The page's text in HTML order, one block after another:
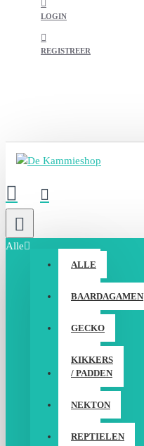
LOGIN
REGISTREER
Alle
ALLE
BAARDAGAMEN
GECKO
KIKKERS
/ PADDEN
NEKTON
REPTIELEN